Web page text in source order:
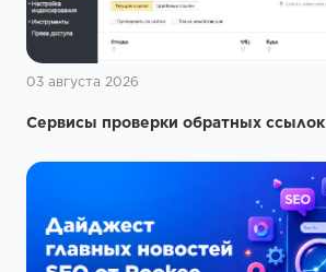
03 августа 2026
Сервисы проверки обратных ссылок